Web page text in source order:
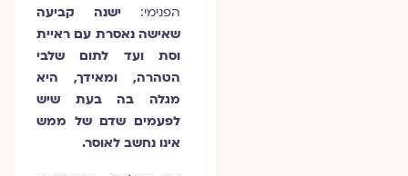
הפנימי:
ישנה קביעה
שאישה נאסרת עם ראיית
וסת ועד לתום שלבי
הטהרה, ומאידך, היא
מגלה בה בעת שיש
לפעמים שדם של ממש
אינו נחשב לאוסר.